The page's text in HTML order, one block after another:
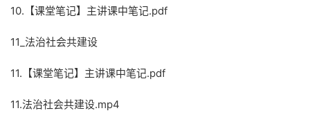
10.【课堂笔记】主讲课中笔记.pdf
11_法治社会共建设
11.【课堂笔记】主讲课中笔记.pdf
11.法治社会共建设.mp4